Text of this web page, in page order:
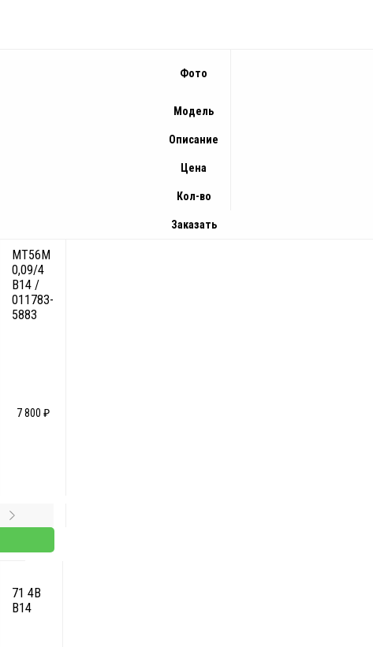
Фото
Модель
Описание
Цена
Кол-во
Заказать
MT56M
0,09/4
B14 /
011783-
5883
7 800 ₽
71 4B
B14